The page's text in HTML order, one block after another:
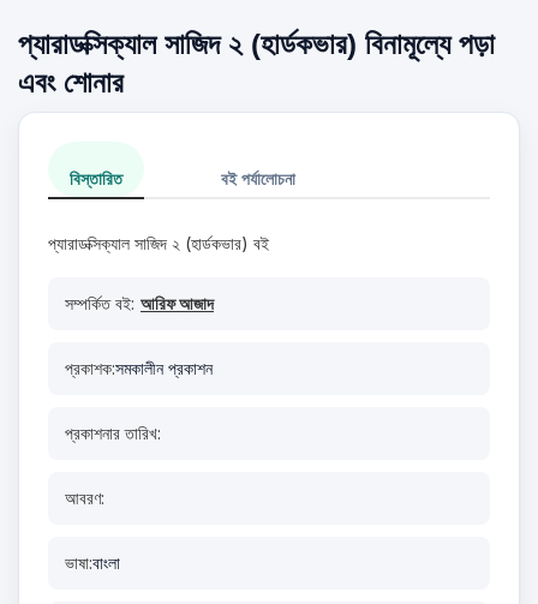
প্যারাডক্সিক্যাল সাজিদ ২ (হার্ডকভার) বিনামূল্যে পড়া
এবং শোনার
বিস্তারিত বই পর্যালোচনা
প্যারাডক্সিক্যাল সাজিদ ২ (হার্ডকভার) বই
সম্পর্কিত বই: আরিফ আজাদ
প্রকাশক:সমকালীন প্রকাশন
প্রকাশনার তারিখ:
আবরণ:
ভাষা:বাংলা